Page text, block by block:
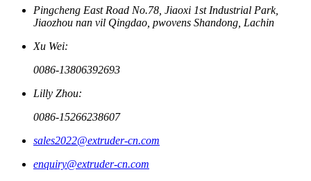
Pingcheng East Road No.78, Jiaoxi 1st Industrial Park,
Jiaozhou nan vil Qingdao, pwovens Shandong, Lachin
Xu Wei:
0086-13806392693
Lilly Zhou:
0086-15266238607
sales2022@extruder-cn.com
enquiry@extruder-cn.com